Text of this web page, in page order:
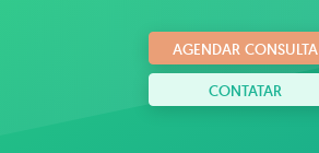
AGENDAR CONSULTA
CONTATAR